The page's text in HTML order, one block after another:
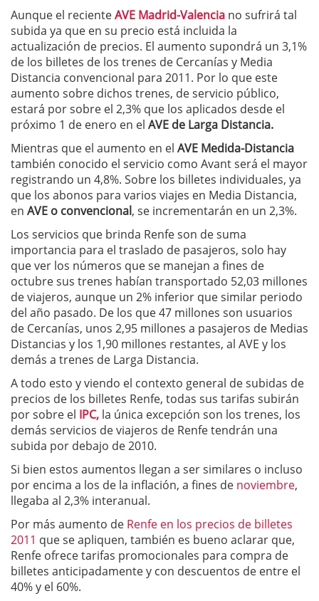
Aunque el recienteAVE Madrid-Valencia no sufrirá tal
subida ya que en su precio está incluida la
actualización de precios. El aumento supondrá un 3,1%
de los billetes de los trenes de Cercanías y Media
Distancia convencional para 2011. Por lo que este
aumento sobre dichos trenes, de servicio público,
estará por sobre el 2,3% que los aplicados desde el
próximo 1 de enero en el AVE de Larga Distancia.
Mientras que el aumento en el AVE Medida-Distancia
también conocido el servicio como Avant será el mayor
registrando un 4,8%. Sobre los billetes individuales, ya
que los abonos para varios viajes en Media Distancia,
en AVE o convencional, se incrementarán en un 2,3%.
Los servicios que brinda Renfe son de suma
importancia para el traslado de pasajeros, solo hay
que ver los números que se manejan a fines de
octubre sus trenes habían transportado 52,03 millones
de viajeros, aunque un 2% inferior que similar periodo
del año pasado. De los que 47 millones son usuarios
de Cercanías, unos 2,95 millones a pasajeros de Medias
Distancias y los 1,90 millones restantes, al AVE y los
demás a trenes de Larga Distancia.
A todo esto y viendo el contexto general de subidas de
precios de los billetes Renfe, todas sus tarifas subirán
por sobre el IPC, la única excepción son los trenes, los
demás servicios de viajeros de Renfe tendrán una
subida por debajo de 2010.
Si bien estos aumentos llegan a ser similares o incluso
por encima a los de la inflación, a fines de noviembre,
llegaba al 2,3% interanual.
Por más aumento de Renfe en los precios de billetes
2011 que se apliquen, también es bueno aclarar que,
Renfe ofrece tarifas promocionales para compra de
billetes anticipadamente y con descuentos de entre el
40% y el 60%.